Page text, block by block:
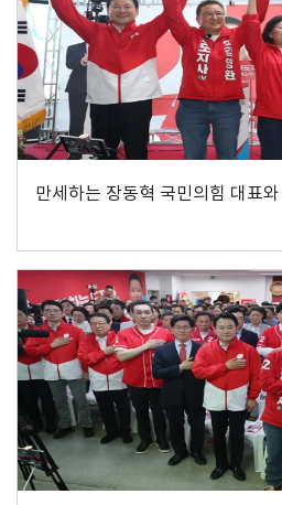
만세하는 장동혁 국민의힘 대표